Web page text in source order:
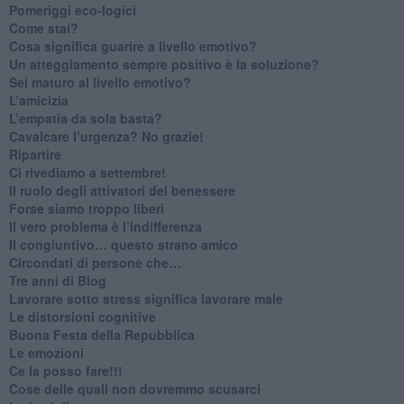
​Pomeriggi eco-logici
​Come stai?
Cosa significa guarire a livello emotivo?
​Un atteggiamento sempre positivo è la soluzione?
​Sei maturo al livello emotivo?
​L’amicizia
​L’empatia da sola basta?
​Cavalcare l’urgenza? No grazie!
Ripartire
​Ci rivediamo a settembre!
​Il ruolo degli attivatori del benessere
​Forse siamo troppo liberi
​Il vero problema è l’indifferenza
​Il congiuntivo… questo strano amico
​Circondati di persone che…
​Tre anni di Blog
​Lavorare sotto stress significa lavorare male
​Le distorsioni cognitive
​Buona Festa della Repubblica
Le emozioni
​Ce la posso fare!!!
​Cose delle quali non dovremmo scusarci